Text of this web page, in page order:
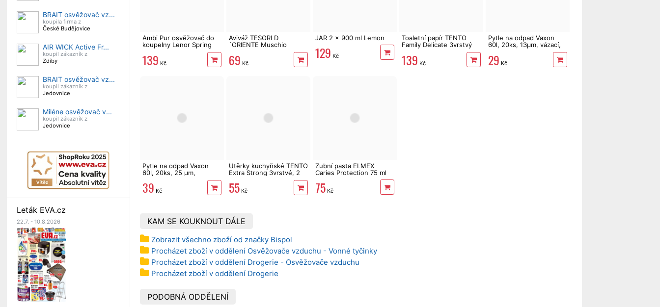
BRAIT osvěžovač vz...
koupila firma z
České Budějovice
AIR WICK Active Fr...
koupil zákazník z
Zdiby
BRAIT osvěžovač vz...
koupil zákazník z
Jedovnice
Miléne osvěžovač v...
koupil zákazník z
Jedovnice
Leták EVA.cz
22.7. - 10.8.2026
Ambi Pur osvěžovač do
koupelny Lenor Spring
139 Kč
Aviváž TESORI D
´ORIENTE Muschio
69 Kč
JAR 2 x 900 ml Lemon
129 Kč
Toaletní papír TENTO
Family Delicate 3vrstvý
139 Kč
Pytle na odpad Vaxon
60l, 20ks, 13µm, vázací,
29 Kč
Pytle na odpad Vaxon
60l, 20ks, 25 µm,
stahovací,zelené, jablko
39 Kč
Utěrky kuchyňské TENTO
Extra Strong 3vrstvé, 2
55 Kč
Zubní pasta ELMEX
Caries Protection 75 ml
75 Kč
KAM SE KOUKNOUT DÁLE
Zobrazit všechno zboží od značky Bispol
Procházet zboží v oddělení Osvěžovače vzduchu - Vonné tyčinky
Procházet zboží v oddělení Drogerie - Osvěžovače vzduchu
Procházet zboží v oddělení Drogerie
PODOBNÁ ODDĚLENÍ